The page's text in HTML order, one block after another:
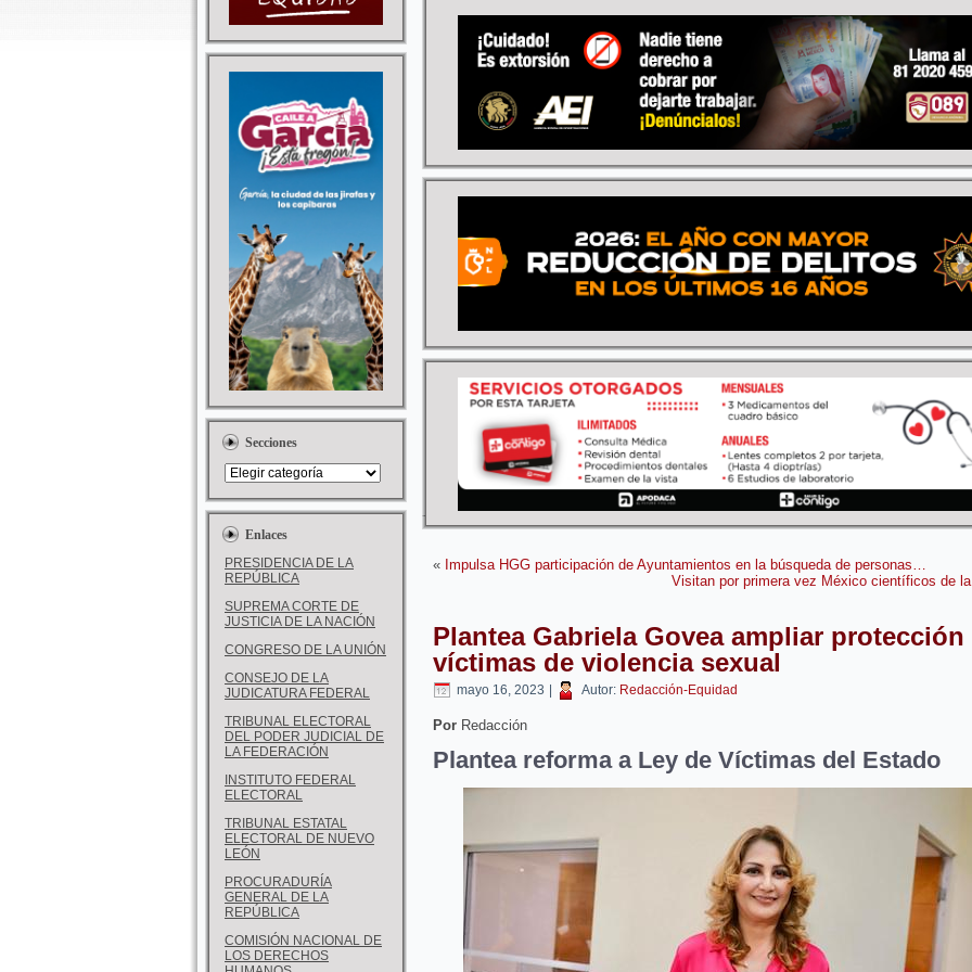
Secciones
Enlaces
PRESIDENCIA DE LA
REPÚBLICA
SUPREMA CORTE DE
JUSTICIA DE LA NACIÓN
CONGRESO DE LA UNIÓN
CONSEJO DE LA
JUDICATURA FEDERAL
TRIBUNAL ELECTORAL
DEL PODER JUDICIAL DE
LA FEDERACIÓN
INSTITUTO FEDERAL
ELECTORAL
TRIBUNAL ESTATAL
ELECTORAL DE NUEVO
LEÓN
PROCURADURÍA
GENERAL DE LA
REPÚBLICA
COMISIÓN NACIONAL DE
LOS DERECHOS
« Impulsa HGG participación de Ayuntamientos en la búsqueda de personas…
Visitan por primera vez México científicos de
Plantea Gabriela Govea ampliar protección
víctimas de violencia sexual
mayo 16, 2023 Autor: Redacción-Equidad
Por Redacción
Plantea reforma a Ley de Víctimas del Estado